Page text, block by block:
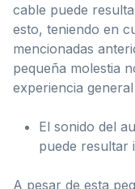
cable puede
esto, teniendo en
mencionadas
pequeña molestia
experiencia
El sonido del
puede resultar
A pesar de esta